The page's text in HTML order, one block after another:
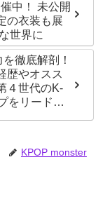
中！ 未公開
の衣装も展
世界に
徹底解剖！
歴やオスス
４世代のK-
をリードす
KPOP monster